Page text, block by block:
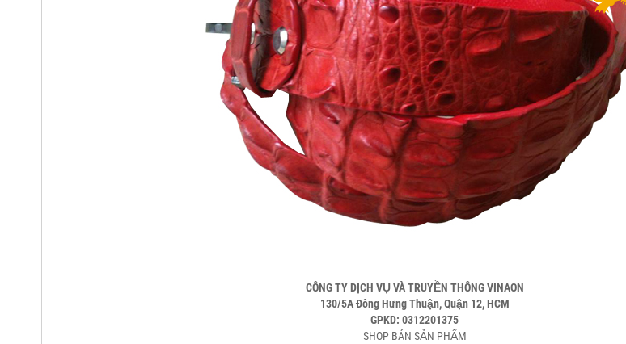
CÔNG TY DỊCH VỤ VÀ TRUYỀN THÔNG VINAON
130/5A Đông Hưng Thuận, Quận 12, HCM
GPKD: 0312201375
SHOP BÁN SẢN PHẨM